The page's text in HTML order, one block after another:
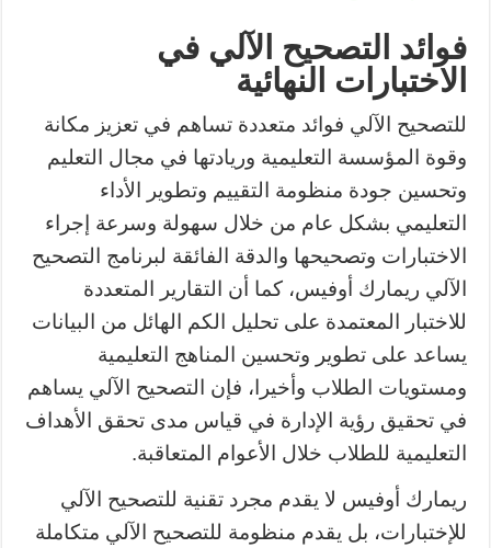
فوائد التصحيح الآلي في
الاختبارات النهائية
للتصحيح الآلي فوائد متعددة تساهم في تعزيز مكانة
وقوة المؤسسة التعليمية وريادتها في مجال التعليم
وتحسين جودة منظومة التقييم وتطوير الأداء
التعليمي بشكل عام من خلال سهولة وسرعة إجراء
الاختبارات وتصحيحها والدقة الفائقة لبرنامج التصحيح
الآلي ريمارك أوفيس، كما أن التقارير المتعددة
للاختبار المعتمدة على تحليل الكم الهائل من البيانات
يساعد على تطوير وتحسين المناهج التعليمية
ومستويات الطلاب وأخيرا، فإن التصحيح الآلي يساهم
في تحقيق رؤية الإدارة في قياس مدى تحقق الأهداف
التعليمية للطلاب خلال الأعوام المتعاقبة.
ريمارك أوفيس لا يقدم مجرد تقنية للتصحيح الآلي
للإختبارات، بل يقدم منظومة للتصحيح الآلي متكاملة